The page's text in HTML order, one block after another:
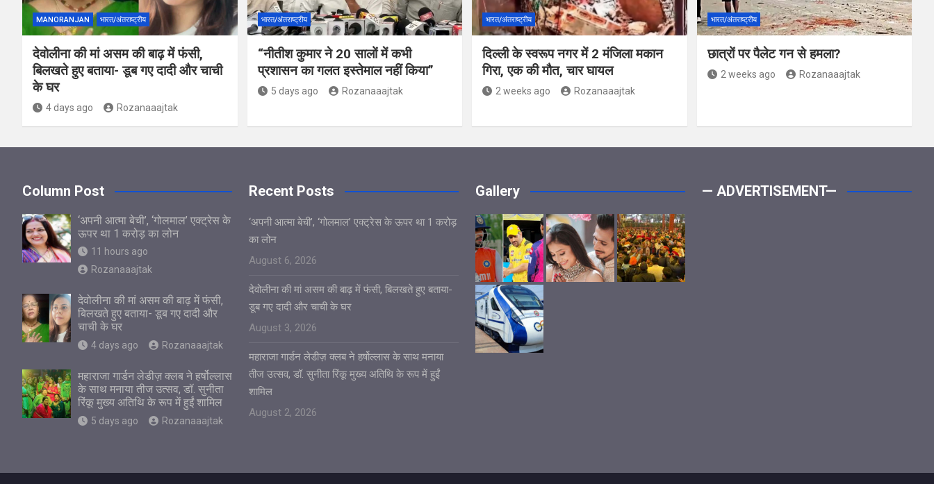
MANORANJAN भारत/अंतराष्ट्रीय
देवोलीना की मां असम की बाढ़ में फंसी,
बिलखते हुए बताया- डूब गए दादी और चाची
के घर
4 days ago Rozanaaajtak
भारत/अंतराष्ट्रीय
“नीतीश कुमार ने 20 सालों में कभी
प्रशासन का गलत इस्तेमाल नहीं किया”
5 days ago Rozanaaajtak
भारत/अंतराष्ट्रीय
दिल्ली के स्वरूप नगर में 2 मंजिला मकान
गिरा, एक की मौत, चार घायल
2 weeks ago Rozanaaajtak
भारत/अंतराष्ट्रीय
छात्रों पर पैलेट गन से हमला?
2 weeks ago Rozanaaajtak
Column Post
‘अपनी आत्मा बेची’, ‘गोलमाल’ एक्ट्रेस के
ऊपर था 1 करोड़ का लोन
11 hours ago
Rozanaaajtak
देवोलीना की मां असम की बाढ़ में फंसी,
बिलखते हुए बताया- डूब गए दादी और
चाची के घर
4 days ago Rozanaaajtak
महाराजा गार्डन लेडीज़ क्लब ने हर्षोल्लास
के साथ मनाया तीज उत्सव, डॉ. सुनीता
रिंकू मुख्य अतिथि के रूप में हुईं शामिल
5 days ago Rozanaaajtak
Recent Posts
‘अपनी आत्मा बेची’, ‘गोलमाल’ एक्ट्रेस के ऊपर था 1 करोड़
का लोन
August 6, 2026
देवोलीना की मां असम की बाढ़ में फंसी, बिलखते हुए बताया-
डूब गए दादी और चाची के घर
August 3, 2026
महाराजा गार्डन लेडीज़ क्लब ने हर्षोल्लास के साथ मनाया
तीज उत्सव, डॉ. सुनीता रिंकू मुख्य अतिथि के रूप में हुईं
शामिल
August 2, 2026
Gallery — ADVERTISEMENT—